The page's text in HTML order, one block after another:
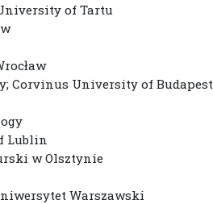
of Tartu
Corvinus University of Budapest
Lublin
w Olsztynie
Warszawski